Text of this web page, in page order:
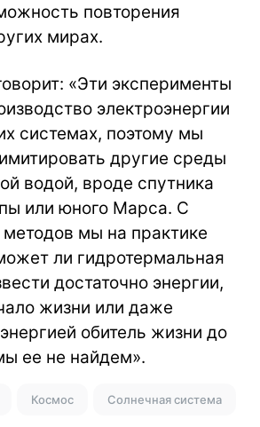
повторения
мирах.
«Эти эксперименты
электроэнергии
системах, поэтому мы
другие среды
водой, вроде спутника
или юного Марса. С
мы на практике
ли гидротермальная
достаточно энергии,
жизни или даже
обитель жизни до
ее не найдем».
Космос Солнечная система